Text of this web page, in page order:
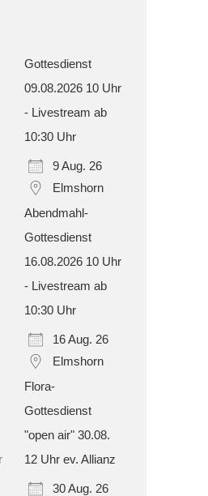
Gottesdienst
09.08.2026 10 Uhr
- Livestream ab
10:30 Uhr
9 Aug. 26
Elmshorn
Abendmahl-
Gottesdienst
16.08.2026 10 Uhr
- Livestream ab
10:30 Uhr
16 Aug. 26
Elmshorn
Flora-
Gottesdienst
"open air" 30.08.
12 Uhr ev. Allianz
30 Aug. 26